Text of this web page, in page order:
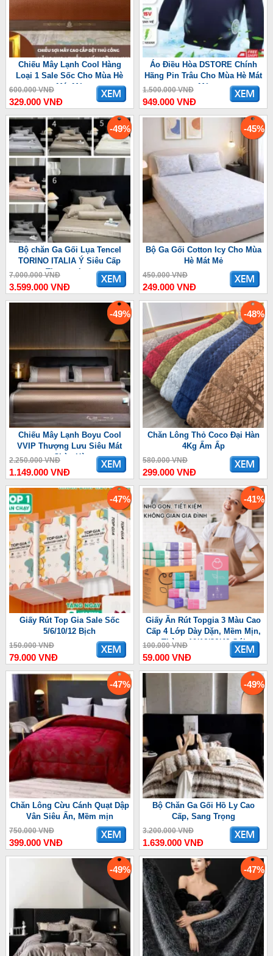
Chiếu Mây Lạnh Cool Hàng
Loại 1 Sale Sốc Cho Mùa Hè
Mát Mẻ
600.000 VNĐ
329.000 VNĐ
Áo Điều Hòa DSTORE Chính
Hãng Pin Trâu Cho Mùa Hè Mát
Mẻ
1.500.000 VNĐ
949.000 VNĐ
-49%
Bộ chăn Ga Gối Lụa Tencel
TORINO ITALIA Ý Siêu Cấp
Thượng Lưu
7.000.000 VNĐ
3.599.000 VNĐ
-45%
Bộ Ga Gối Cotton Icy Cho Mùa
Hè Mát Mẻ
450.000 VNĐ
249.000 VNĐ
-49%
Chiếu Mây Lạnh Boyu Cool
VVIP Thượng Lưu Siêu Mát
Chào Hè
2.250.000 VNĐ
1.149.000 VNĐ
-48%
Chăn Lông Thỏ Coco Đại Hàn
4Kg Ấm Ấp
580.000 VNĐ
299.000 VNĐ
-47%
Giấy Rút Top Gia Sale Sốc
5/6/10/12 Bịch
150.000 VNĐ
79.000 VNĐ
-41%
Giấy Ăn Rút Topgia 3 Màu Cao
Cấp 4 Lớp Dày Dặn, Mềm Mịn,
Thùng 10/16/36/46 Gói
100.000 VNĐ
59.000 VNĐ
-47%
Chăn Lông Cừu Cánh Quạt Dập
Vân Siêu Ấn, Mềm mịn
750.000 VNĐ
399.000 VNĐ
-49%
Bộ Chăn Ga Gối Hồ Ly Cao
Cấp, Sang Trọng
3.200.000 VNĐ
1.639.000 VNĐ
-49% -47%